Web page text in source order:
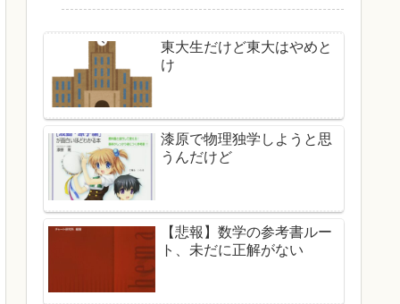
東大生だけど東大はやめと
け
漆原で物理独学しようと思
うんだけど
【悲報】数学の参考書ルー
ト、未だに正解がない